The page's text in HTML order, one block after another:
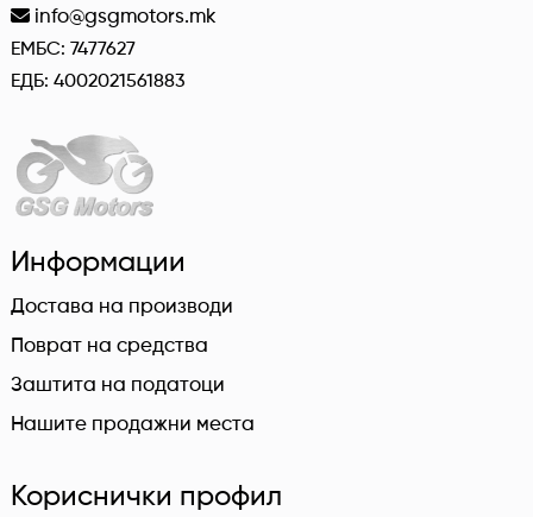
info@gsgmotors.mk
ЕМБС: 7477627
ЕДБ: 4002021561883
Информации
Достава на производи
Поврат на средства
Заштита на податоци
Нашите продажни места
Кориснички профил